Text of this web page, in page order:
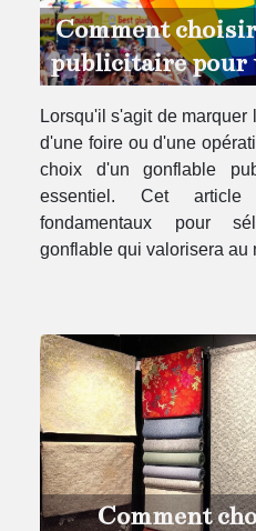
Comment
publicitaire pour
?
Lorsqu'il s'agit de
d'une foire ou d'une
choix d'un gonflable
essentiel. Cet
fondamentaux pour
gonflable qui valorisera au
Comment